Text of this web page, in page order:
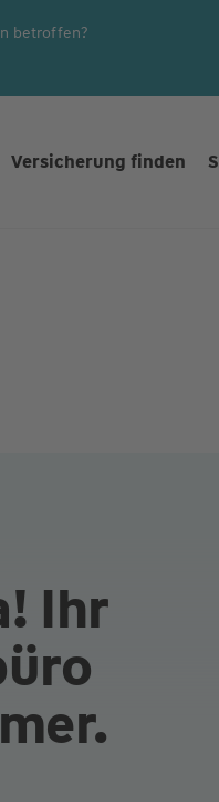
betroffen?
Versicherung finden
Ihr